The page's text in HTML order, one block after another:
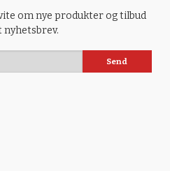
om nye produkter og tilbud
nyhetsbrev.